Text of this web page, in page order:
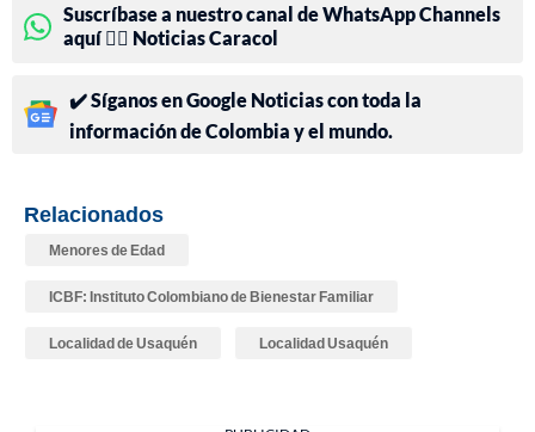
Suscríbase a nuestro canal de WhatsApp Channels
aquí 👉🏻 Noticias Caracol
✔️ Síganos en Google Noticias con toda la
información de Colombia y el mundo.
Relacionados
Menores de Edad
ICBF: Instituto Colombiano de Bienestar Familiar
Localidad de Usaquén Localidad Usaquén